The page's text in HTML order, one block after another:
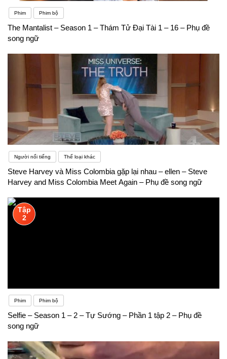
Phim Phim bộ
The Mantalist – Season 1 – Thám Tử Đại Tài 1 – 16 – Phụ đề
song ngữ
Người nổi tiếng Thể loại khác
Steve Harvey và Miss Colombia gặp lại nhau – ellen – Steve
Harvey and Miss Colombia Meet Again – Phụ đề song ngữ
Tập
2
Phim Phim bộ
Selfie – Season 1 – 2 – Tự Sướng – Phần 1 tập 2 – Phụ đề
song ngữ